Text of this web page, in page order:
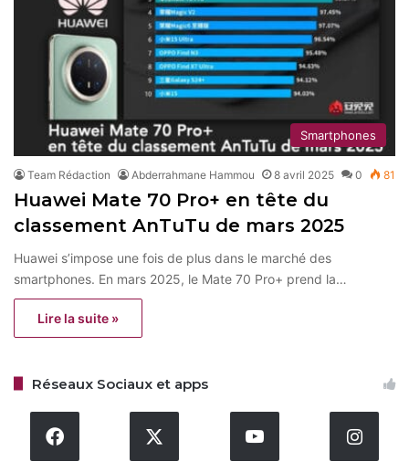
Smartphones
Team Rédaction Abderrahmane Hammou 8 avril 2025 0 81
Huawei Mate 70 Pro+ en tête du
classement AnTuTu de mars 2025
Huawei s’impose une fois de plus dans le marché des
smartphones. En mars 2025, le Mate 70 Pro+ prend la…
Lire la suite »
Réseaux Sociaux et apps